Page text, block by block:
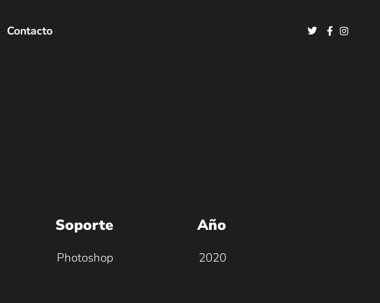
Contacto
Soporte
Photoshop
Año
2020